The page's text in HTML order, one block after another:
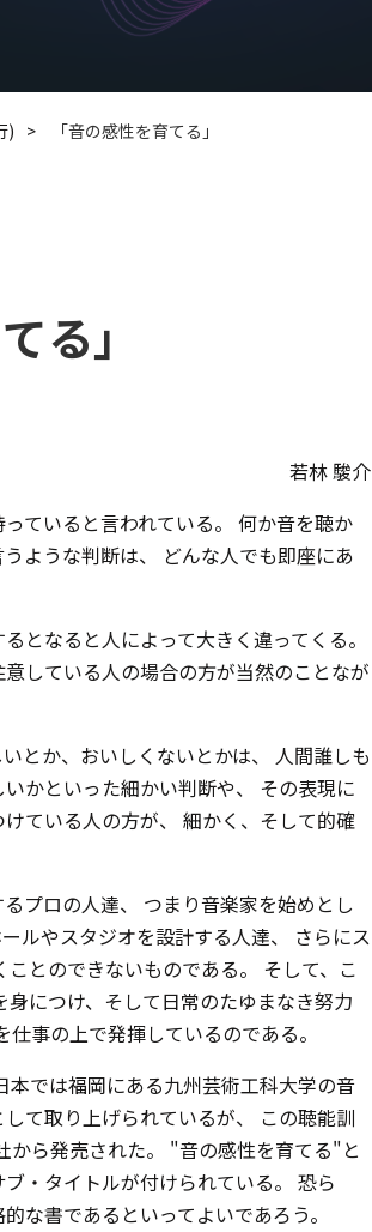
) 「音の感性を育てる」
る」
若林 駿介
ていると言われている。 何か音を聴か
ような判断は、 どんな人でも即座にあ
となると人によって大きく違ってくる。
している人の場合の方が当然のことなが
とか、おいしくないとかは、 人間誰しも
かといった細かい判断や、 その表現に
ている人の方が、 細かく、そして的確
プロの人達、 つまり音楽家を始めとし
ルやスタジオを設計する人達、 さらにス
とのできないものである。 そして、こ
につけ、そして日常のたゆまなき努力
事の上で発揮しているのである。
では福岡にある九州芸術工科大学の音
て取り上げられているが、 この聴能訓
から発売された。 "音の感性を育てる"と
・タイトルが付けられている。 恐ら
な書であるといってよいであろう。